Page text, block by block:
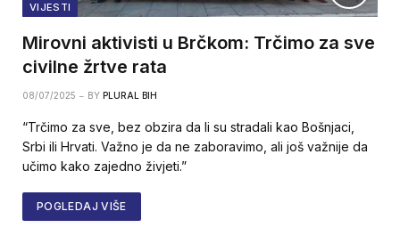
VIJESTI
Mirovni aktivisti u Brčkom: Trčimo za sve
civilne žrtve rata
08/07/2025 BY PLURAL BIH
“Trčimo za sve, bez obzira da li su stradali kao Bošnjaci,
Srbi ili Hrvati. Važno je da ne zaboravimo, ali još važnije da
učimo kako zajedno živjeti.”
POGLEDAJ VIŠE